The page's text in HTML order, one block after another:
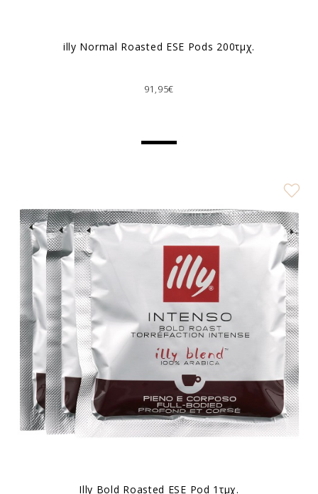
illy Normal Roasted ESE Pods 200τμχ.
91,95€
Illy Bold Roasted ESE Pod 1τμχ.